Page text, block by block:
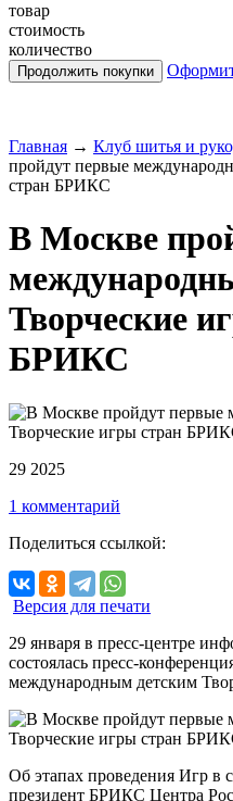
товар
стоимость
количество
Главная → Клуб шитья и
пройдут первые
стран БРИКС
В Москве
Творческие
БРИКС
29 2025
1 комментарий
Поделиться ссылкой:
Версия для печати
29 января в пресс-центре
состоялась пресс-
международным детским
Об этапах проведения Игр в
президент БРИКС Центра